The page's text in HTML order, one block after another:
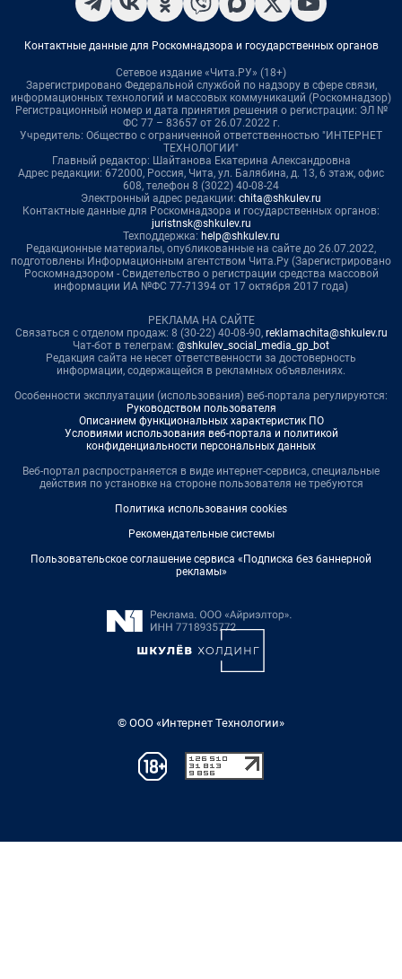
Контактные данные для Роскомнадзора и государственных органов
Сетевое издание «Чита.РУ» (18+)
Зарегистрировано Федеральной службой по надзору в сфере связи,
информационных технологий и массовых коммуникаций (Роскомнадзор)
Регистрационный номер и дата принятия решения о регистрации: ЭЛ №
ФС 77 – 83657 от 26.07.2022 г.
Учредитель: Общество с ограниченной ответственностью "ИНТЕРНЕТ
ТЕХНОЛОГИИ"
Главный редактор: Шайтанова Екатерина Александровна
Адрес редакции: 672000, Россия, Чита, ул. Балябина, д. 13, 6 этаж, офис
608, телефон 8 (3022) 40-08-24
Электронный адрес редакции: chita@shkulev.ru
Контактные данные для Роскомнадзора и государственных органов:
juristnsk@shkulev.ru
Техподдержка: help@shkulev.ru
Редакционные материалы, опубликованные на сайте до 26.07.2022,
подготовлены Информационным агентством Чита.Ру (Зарегистрировано
Роскомнадзором - Свидетельство о регистрации средства массовой
информации ИА №ФС 77-71394 от 17 октября 2017 года)
РЕКЛАМА НА САЙТЕ
Связаться с отделом продаж: 8 (30-22) 40-08-90, reklamachita@shkulev.ru
Чат-бот в телеграм: @shkulev_social_media_gp_bot
Редакция сайта не несет ответственности за достоверность
информации, содержащейся в рекламных объявлениях.
Особенности эксплуатации (использования) веб-портала регулируются:
Руководством пользователя
Описанием функциональных характеристик ПО
Условиями использования веб-портала и политикой
конфиденциальности персональных данных
Веб-портал распространяется в виде интернет-сервиса, специальные
действия по установке на стороне пользователя не требуются
Политика использования cookies
Рекомендательные системы
Пользовательское соглашение сервиса «Подписка без баннерной
рекламы»
© ООО «Интернет Технологии»